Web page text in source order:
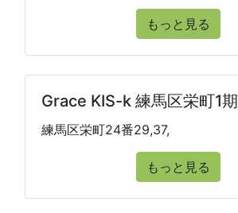
もっと見る
Grace KIS-k 練馬区栄町1期
練馬区栄町24番29,37,
もっと見る